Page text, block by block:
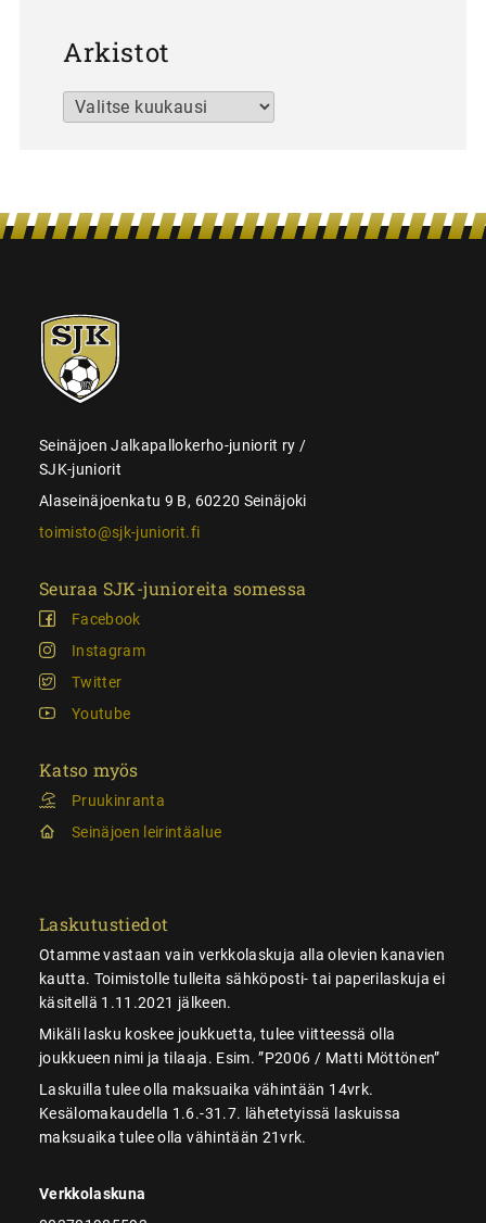
Arkistot
Arkistot
SJK-
juniorit
Seinäjoen Jalkapallokerho-juniorit ry /
SJK-juniorit
Alaseinäjoenkatu 9 B, 60220 Seinäjoki
toimisto@sjk-juniorit.fi
Seuraa SJK-junioreita somessa
Facebook
Instagram
Twitter
Youtube
Katso myös
Pruukinranta
Seinäjoen leirintäalue
Laskutustiedot
Otamme vastaan vain verkkolaskuja alla olevien kanavien
kautta. Toimistolle tulleita sähköposti- tai paperilaskuja ei
käsitellä 1.11.2021 jälkeen.
Mikäli lasku koskee joukkuetta, tulee viitteessä olla
joukkueen nimi ja tilaaja. Esim. ”P2006 / Matti Möttönen”
Laskuilla tulee olla maksuaika vähintään 14vrk.
Kesälomakaudella 1.6.-31.7. lähetetyissä laskuissa
maksuaika tulee olla vähintään 21vrk.
Verkkolaskuna